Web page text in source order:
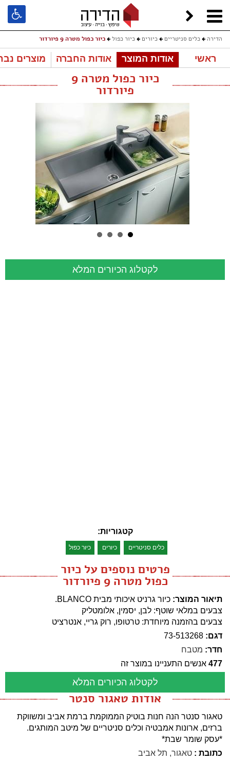
הדירה כלים סניטריים כיורים כיור כפול כיור כפול מטרה 9 פיורדור
ראשי אודות המוצר אודות החברה מוצרים
כיור כפול מטרה 9
פיורדור
לקטלוג הכיורים המלא
קטגוריות:
כלים סניטריים כיורים כיור כפול
פרטים נוספים על כיור
כפול מטרה 9 פיורדור
תיאור המוצר: כיור גרניט איכותי מבית BLANCO.
צבעים במלאי שוטף: לבן, יסמין, אלומטליק
צבעים בהזמנה מיוחדת: טרטופו, רוק גריי, אנטרציט
דגם: 73-513268
חדר: מטבח
477 אנשים התעניינו במוצר זה
לקטלוג הכיורים המלא
אודות טאגור סנטר
טאגור סנטר הנה חנות בוטיק הממוקמת ברמת אביב ומשווקת
ברזים, ארונות אמבטיה וכלים סניטריים של מיטב המותגים.
*עסק שומר שבת*
כתובת : טאגור, תל אביב